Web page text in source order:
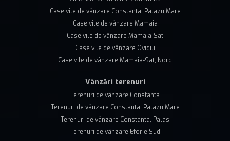
Case vile de vânzare Constanta, Palazu Mare
Case vile de vânzare Mamaia
Case vile de vânzare Mamaia-Sat
Case vile de vânzare Ovidiu
Case vile de vânzare Mamaia-Sat, Nord
Vânzări terenuri
Terenuri de vânzare Constanta
Terenuri de vânzare Constanta, Palazu Mare
Terenuri de vânzare Constanta, Palas
Terenuri de vânzare Eforie Sud